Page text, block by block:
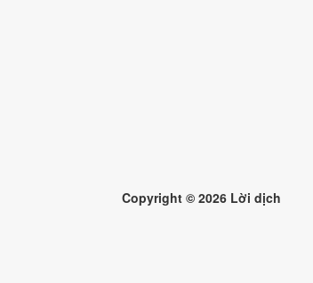
Copyright © 2026Lời dịch